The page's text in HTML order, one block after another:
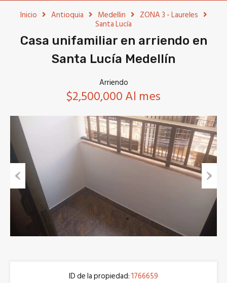
Inicio Antioquia Medellin ZONA 3 - Laureles
Santa Lucía
Casa unifamiliar en arriendo en
Santa Lucía Medellín
Arriendo
$2,500,000 Al mes
Previous Next
ID de la propiedad:1766659